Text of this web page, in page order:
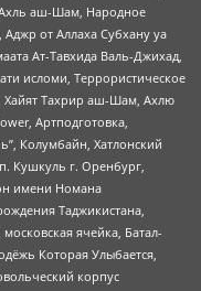
Ахль аш-Шам, Народное
от Аллаха Субхану уа
Ат-Тавхида Валь-Джихад,
исломи, Террористическое
Хайят Тахрир аш-Шам, Ахлю
Артподготовка,
Колумбайн, Хатлонский
Кушкуль г. Оренбург,
имени Номана
Таджикистана,
ячейка, Батал-
Которая Улыбается,
корпус